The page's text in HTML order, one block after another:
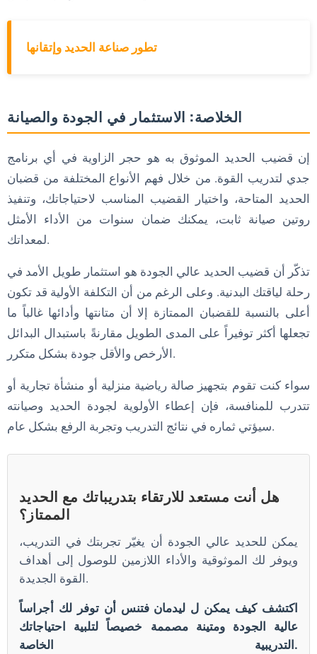
تطور صناعة الحديد وإتقانها
الخلاصة: الاستثمار في الجودة والصيانة
إن قضيب الحديد الموثوق به هو حجر الزاوية في أي برنامج
جدي لتدريب القوة. من خلال فهم الأنواع المختلفة من قضبان
الحديد المتاحة، واختيار القضيب المناسب لاحتياجاتك، وتنفيذ
روتين صيانة ثابت، يمكنك ضمان سنوات من الأداء الأمثل
لمعداتك.
تذكّر أن قضيب الحديد عالي الجودة هو استثمار طويل الأمد في
رحلة لياقتك البدنية. وعلى الرغم من أن التكلفة الأولية قد تكون
أعلى بالنسبة للقضبان الممتازة إلا أن متانتها وأدائها غالباً ما
تجعلها أكثر توفيراً على المدى الطويل مقارنةً باستبدال البدائل
الأرخص والأقل جودة بشكل متكرر.
سواء كنت تقوم بتجهيز صالة رياضية منزلية أو منشأة تجارية أو
تتدرب للمنافسة، فإن إعطاء الأولوية لجودة الحديد وصيانته
سيؤتي ثماره في نتائج التدريب وتجربة الرفع بشكل عام.
هل أنت مستعد للارتقاء بتدريباتك مع الحديد
الممتاز؟
يمكن للحديد عالي الجودة أن يغيّر تجربتك في التدريب،
ويوفر لك الموثوقية والأداء اللازمين للوصول إلى أهداف
القوة الجديدة.
اكتشف كيف يمكن ل ليدمان فتنس أن توفر لك أجراساً
عالية الجودة ومتينة مصممة خصيصاً لتلبية احتياجاتك
التدريبية الخاصة.